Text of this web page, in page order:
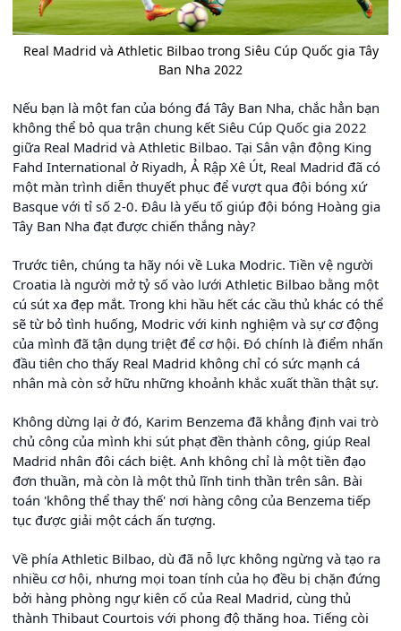
Real Madrid và Athletic Bilbao trong Siêu Cúp Quốc gia Tây
Ban Nha 2022
Nếu bạn là một fan của bóng đá Tây Ban Nha, chắc hẳn bạn
không thể bỏ qua trận chung kết Siêu Cúp Quốc gia 2022
giữa Real Madrid và Athletic Bilbao. Tại Sân vận động King
Fahd International ở Riyadh, Ả Rập Xê Út, Real Madrid đã có
một màn trình diễn thuyết phục để vượt qua đội bóng xứ
Basque với tỉ số 2-0. Đâu là yếu tố giúp đội bóng Hoàng gia
Tây Ban Nha đạt được chiến thắng này?
Trước tiên, chúng ta hãy nói về Luka Modric. Tiền vệ người
Croatia là người mở tỷ số vào lưới Athletic Bilbao bằng một
cú sút xa đẹp mắt. Trong khi hầu hết các cầu thủ khác có thể
sẽ từ bỏ tình huống, Modric với kinh nghiệm và sự cơ động
của mình đã tận dụng triệt để cơ hội. Đó chính là điểm nhấn
đầu tiên cho thấy Real Madrid không chỉ có sức mạnh cá
nhân mà còn sở hữu những khoảnh khắc xuất thần thật sự.
Không dừng lại ở đó, Karim Benzema đã khẳng định vai trò
chủ công của mình khi sút phạt đền thành công, giúp Real
Madrid nhân đôi cách biệt. Anh không chỉ là một tiền đạo
đơn thuần, mà còn là một thủ lĩnh tinh thần trên sân. Bài
toán 'không thể thay thế' nơi hàng công của Benzema tiếp
tục được giải một cách ấn tượng.
Về phía Athletic Bilbao, dù đã nỗ lực không ngừng và tạo ra
nhiều cơ hội, nhưng mọi toan tính của họ đều bị chặn đứng
bởi hàng phòng ngự kiên cố của Real Madrid, cùng thủ
thành Thibaut Courtois với phong độ thăng hoa. Tiếng còi